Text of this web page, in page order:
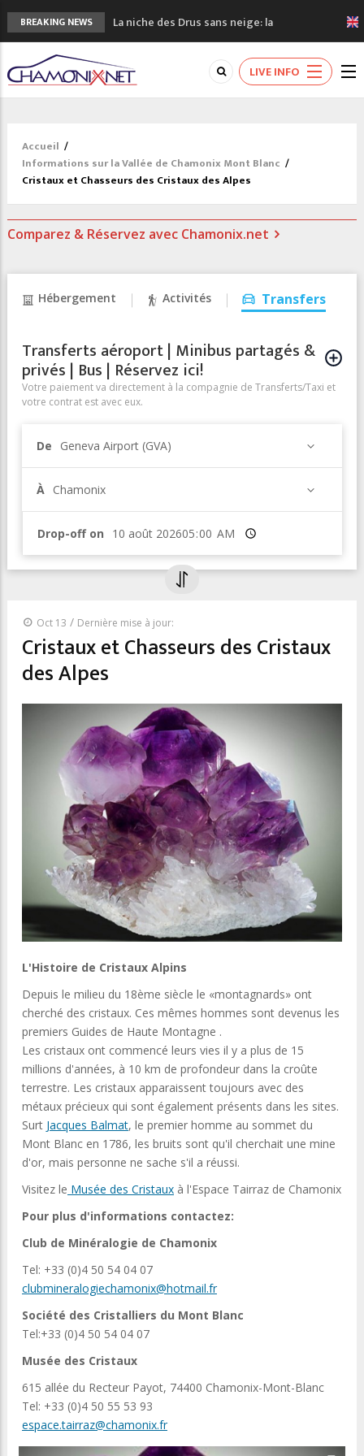
BREAKING NEWS
La niche des Drus sans neige: la
sécheresse en haute montagne
3 bonnes raisons pour visiter le nouveau
Musée du Mont-Blanc
Accidents en montagne: 3 personnes sont
à pied à Chamonix
3eme Chamonix Vallée Classics Festival
LIVE INFO
Accueil /
Informations sur la Vallée de Chamonix Mont Blanc /
Cristaux et Chasseurs des Cristaux des Alpes
Comparez & Réservez avec Chamonix.net
Hébergement Activités Transfers
Transferts aéroport | Minibus partagés &
privés | Bus | Réservez ici!
Votre paiement va directement à la compagnie de Transferts/Taxi et
votre contrat est avec eux.
De Geneva Airport (GVA)
À Chamonix
Drop-off on Heure
Oct 13 / Dernière mise à jour:
Cristaux et Chasseurs des Cristaux
des Alpes
L'Histoire de Cristaux Alpins
Depuis le milieu du 18ème siècle le «montagnards» ont
cherché des cristaux. Ces mêmes hommes sont devenus les
premiers Guides de Haute Montagne .
Les cristaux ont commencé leurs vies il y a plus de 15
millions d'années, à 10 km de profondeur dans la croûte
terrestre. Les cristaux apparaissent toujours avec des
métaux précieux qui sont également présents dans les sites.
Surt Jacques Balmat, le premier homme au sommet du
Mont Blanc en 1786, les bruits sont qu'il cherchait une mine
d'or, mais personne ne sache s'il a réussi.
Visitez le Musée des Cristaux à l'Espace Tairraz de Chamonix
Pour plus d'informations contactez:
Club de Minéralogie de Chamonix
Tel: +33 (0)4 50 54 04 07
clubmineralogiechamonix@hotmail.fr
Société des Cristalliers du Mont Blanc
Tel:+33 (0)4 50 54 04 07
Musée des Cristaux
615 allée du Recteur Payot, 74400 Chamonix-Mont-Blanc
Tel: +33 (0)4 50 55 53 93
espace.tairraz@chamonix.fr